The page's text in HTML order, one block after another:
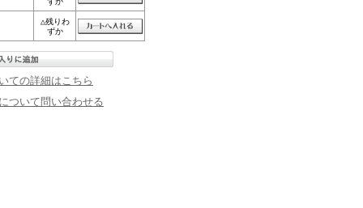
△残りわ
ずか
ての詳細はこちら
ついて問い合わせる